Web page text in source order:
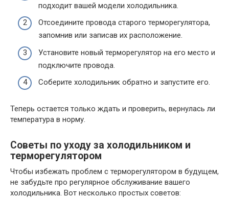
подходит вашей модели холодильника.
Отсоедините провода старого терморегулятора,
запомнив или записав их расположение.
Установите новый терморегулятор на его место и
подключите провода.
Соберите холодильник обратно и запустите его.
Теперь остается только ждать и проверить, вернулась ли
температура в норму.
Советы по уходу за холодильником и
терморегулятором
Чтобы избежать проблем с терморегулятором в будущем,
не забудьте про регулярное обслуживание вашего
холодильника. Вот несколько простых советов: